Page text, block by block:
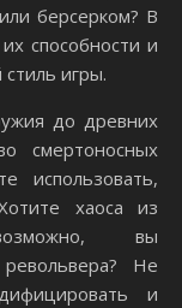
берсерком? В
способности и
игры.
до древних
смертоносных
использовать,
хаоса из
вы
Не
и